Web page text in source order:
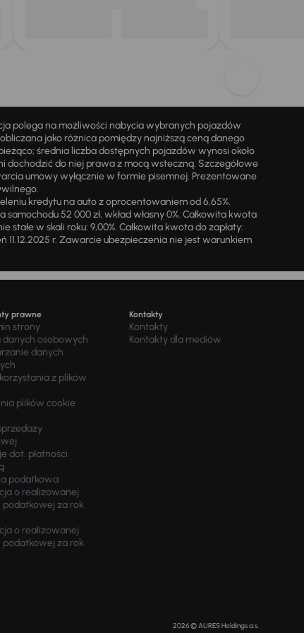
polega na możliwości nabycia wybranych pojazdów
jako różnica pomiędzy najniższą ceną danego
średnia liczba dostępnych pojazdów wynosi około
dochodzić do niej prawa z mocą wsteczną. Szczegółowe
umowy wyłącznie w formie pisemnej. Prezentowane
kredytu na auto z oprocentowaniem od 6,65%.
52 000 zł, wkład własny 0%. Całkowita kwota
w skali roku: 9,00%. Całkowita kwota do zapłaty:
11.12.2025 r. Zawarcie ubezpieczenia nie jest warunkiem
prawne
strony
danych osobowych
danych
z plików
plików cookie
dot. płatności
podatkowa
o realizowanej
podatkowej za rok
o realizowanej
podatkowej za rok
Kontakty
Kontakty
Kontakty dla mediów
2026 © AURES Holdings a.s.